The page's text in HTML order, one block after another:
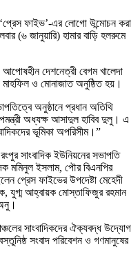
‘প্রেস ফাইভ’-এর লোগো উন্মোচন করা
(৬ জানুয়ারি) হামার বাড়ি হলরুমে
দেশনেত্রী বেগম খালেদা
ও মোনাজাত অনুষ্ঠিত হয়।
অনুষ্ঠানে প্রধান অতিথি
অধ্যক্ষ আসাদুল হাবিব দুলু। এ
ভূমিকা অপরিসীম।”
সাংবাদিক ইউনিয়নের সভাপতি
মমিনুল ইসলাম, পৌর বিএনপির
প্রেস ফাইভের উপদেষ্টা মেহেদী
যুগ্ম আহ্বায়ক মোস্তাফিজুর রহমান
সাংবাদিকদের ঐক্যবদ্ধ উদ্যোগ
সংবাদ পরিবেশন ও গণমানুষের